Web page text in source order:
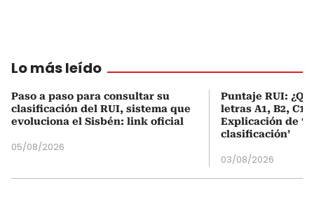
Lo más leído
Paso a paso para consultar su
clasificación del RUI, sistema que
evoluciona el Sisbén: link oficial
05/08/2026
Puntaje RUI:
letras A1, B2, C1
Explicación de
clasificación’
03/08/2026